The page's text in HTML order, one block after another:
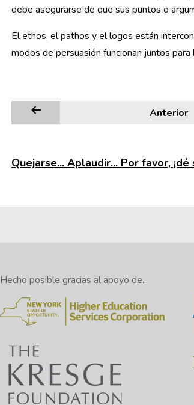
debe asegurarse de que sus puntos o
El ethos, el pathos y el logos están
modos de persuasión funcionan juntos
Anterior
Quejarse... Aplaudir... Por favor, ¡dé
Hecho posible gracias al apoyo de...